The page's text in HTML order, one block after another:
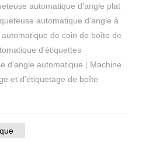
automatique d'angle plat
automatique d'angle à
automatique de coin de boîte de
d'étiquettes
d'angle automatique | Machine
et d'étiquetage de boîte